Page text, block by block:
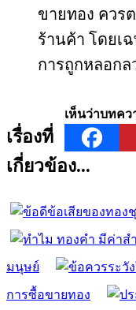
ขายทอง ควร
ร้านค้า โดยเ
การถูกหลอกล
เห็นว่าบทค
เรื่องที่
เกี่ยวข้อง...
มนุษย์
การซื้อขายทอง